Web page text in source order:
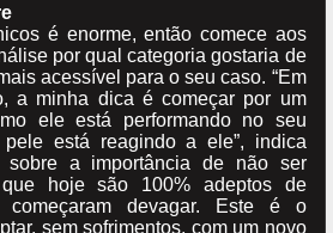
é enorme, então comece aos
por qual categoria gostaria de
acessível para o seu caso. “Em
a minha dica é começar por um
ele está performando no seu
está reagindo a ele”, indica
sobre a importância de não ser
hoje são 100% adeptos de
começaram devagar. Este é o
sem sofrimentos, com um novo